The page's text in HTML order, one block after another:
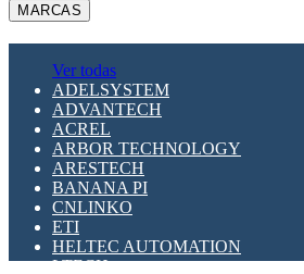
MARCAS
Ver todas
ADELSYSTEM
ADVANTECH
ACREL
ARBOR TECHNOLOGY
ARESTECH
BANANA PI
CNLINKO
ETI
HELTEC AUTOMATION
LTECH